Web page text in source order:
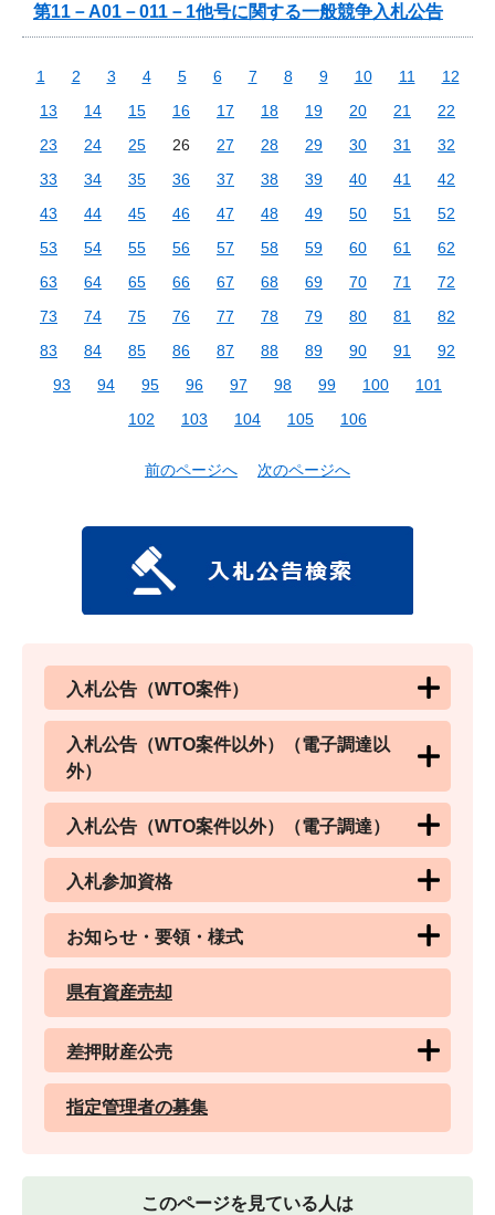
第11－A01－011－1他号に関する一般競争入札公告
1 2 3 4 5 6 7 8 9 10 11
12
13
14 15 16 17 18 19 20 21
22
23
24 25 26 27 28 29 30 31
32
33
34 35 36 37 38 39 40 41
42
43
44 45 46 47 48 49 50 51
52
53
54 55 56 57 58 59 60 61
62
63
64 65 66 67 68 69 70 71
72
73
74 75 76 77 78 79 80 81
82
83
84 85 86 87 88 89 90 91
92
93
94 95 96 97 98 99 100
101
102
103 104 105 106
前のページへ 次のページへ
入札公告（WTO案件）
入札公告（WTO案件以外）（電子調達以
外）
入札公告（WTO案件以外）（電子調達）
入札参加資格
お知らせ・要領・様式
県有資産売却
差押財産公売
指定管理者の募集
このページを見ている人は